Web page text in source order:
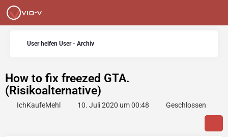
User helfen User - Archiv
How to fix freezed GTA.
(Risikoalternative)
IchKaufeMehl 10. Juli 2020 um 00:48 Geschlossen